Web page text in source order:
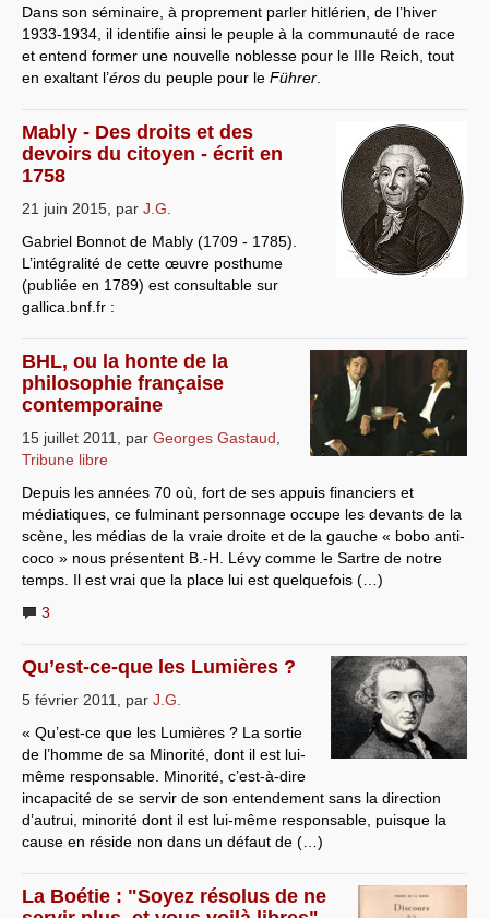
Dans son séminaire, à proprement parler hitlérien, de l’hiver
1933-1934, il identifie ainsi le peuple à la communauté de race
et entend former une nouvelle noblesse pour le IIIe Reich, tout
en exaltant l’éros du peuple pour le Führer
Mably - Des droits et des
devoirs du citoyen - écrit en
1758
21 juin 2015 par J.G.
Gabriel Bonnot de Mably (1709 - 1785).
L’intégralité de cette œuvre posthume
(publiée en 1789) est consultable sur
gallica.bnf.fr :
BHL, ou la honte de la
philosophie française
contemporaine
15 juillet 2011 par Georges Gastaud
Tribune libre
Depuis les années 70 où, fort de ses appuis financiers et
médiatiques, ce fulminant personnage occupe les devants de la
scène, les médias de la vraie droite et de la gauche « bobo anti-
coco » nous présentent B.-H. Lévy comme le Sartre de notre
temps. Il est vrai que la place lui est quelquefois (…)
3
Qu’est-ce-que les Lumières ?
5 février 2011 par J.G.
« Qu’est-ce que les Lumières ? La sortie
de l’homme de sa Minorité, dont il est lui-
même responsable. Minorité, c’est-à-dire
incapacité de se servir de son entendement sans la direction
d’autrui, minorité dont il est lui-même responsable, puisque la
cause en réside non dans un défaut de (…)
La Boétie : "Soyez résolus de ne